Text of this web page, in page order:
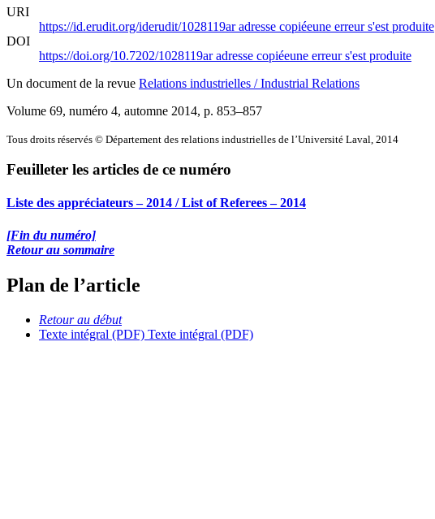
URI
https://id.erudit.org/iderudit/1028119aradresse copiéeune erreur s'est produite
DOI
https://doi.org/10.7202/1028119aradresse copiéeune erreur s'est produite
Un document de la revue Relations industrielles / Industrial Relations
Volume 69, numéro 4, automne 2014, p. 853–857
Tous droits réservés © Département des relations industrielles de l’Université Laval, 2014
Feuilleter les articles de ce numéro
Liste des appréciateurs – 2014 / List of Referees – 2014
[Fin du numéro]
Retour au sommaire
Plan de l’article
Retour au début
Texte intégral (PDF) Texte intégral (PDF)